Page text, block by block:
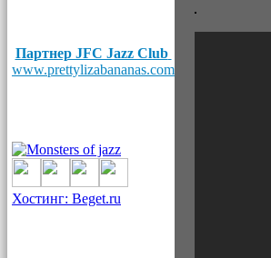
Партнер JFC Jazz Club
www.prettylizabananas.com
Хостинг: Beget.ru